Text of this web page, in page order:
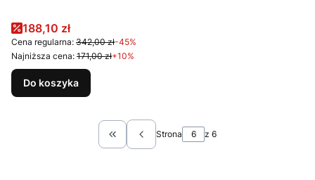
Cena promocyjna
188,10 zł
Cena regularna: 342,00 zł-45%
Najniższa cena: 171,00 zł+10%
Do koszyka
Wróć do pierwszej strony z produktami
Strona z 6